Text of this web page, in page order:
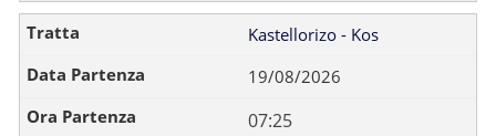
Kastellorizo - Kos
19/08/2026
07:25